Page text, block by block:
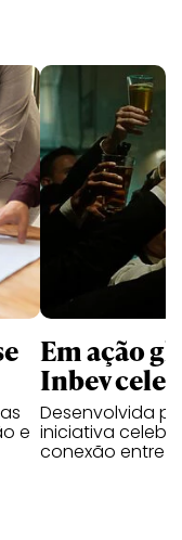
e
Em ação
Inbev
Desenvolvida
iniciativa
conexão entre